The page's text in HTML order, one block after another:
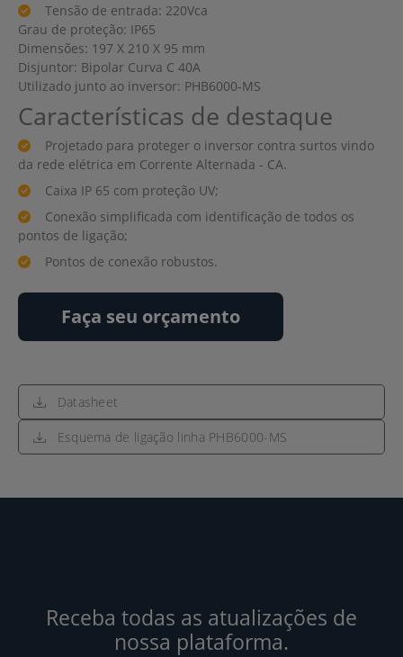
Tensão de entrada: 220Vca
Grau de proteção: IP65
Dimensões: 197 X 210 X 95 mm
Disjuntor: Bipolar Curva C 40A
Utilizado junto ao inversor: PHB6000-MS
Características de destaque
Projetado para proteger o inversor contra surtos vindo
da rede elétrica em Corrente Alternada - CA.
Caixa IP 65 com proteção UV;
Conexão simplificada com identificação de todos os
pontos de ligação;
Pontos de conexão robustos.
Faça seu orçamento
Datasheet
Esquema de ligação linha PHB6000-MS
Receba todas as atualizações de
nossa plataforma.